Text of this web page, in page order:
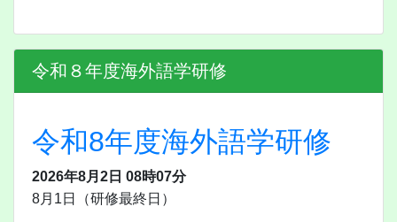
令和８年度海外語学研修
令和8年度海外語学研修
2026年8月2日 08時07分
8月1日（研修最終日）